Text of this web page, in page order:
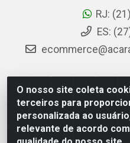
O nosso site coleta
terceiros para
personalizada ao
relevante de acordo
RJ:
ES:
AC Araujo Distribuidora -
São Cristóvão, Rio de
CNPJ